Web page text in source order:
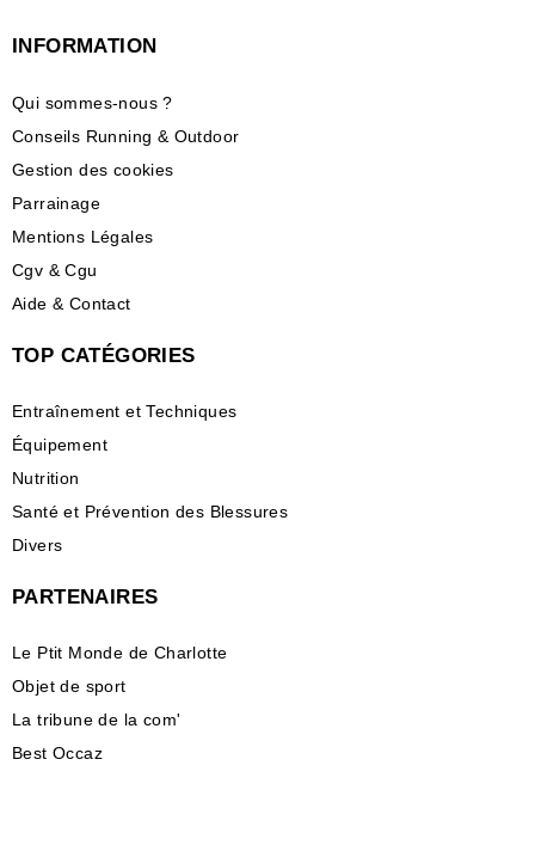
INFORMATION
Qui sommes-nous ?
Conseils Running & Outdoor
Gestion des cookies
Parrainage
Mentions Légales
Cgv & Cgu
Aide & Contact
TOP CATÉGORIES
Entraînement et Techniques
Équipement
Nutrition
Santé et Prévention des Blessures
Divers
PARTENAIRES
Le Ptit Monde de Charlotte
Objet de sport
La tribune de la com'
Best Occaz